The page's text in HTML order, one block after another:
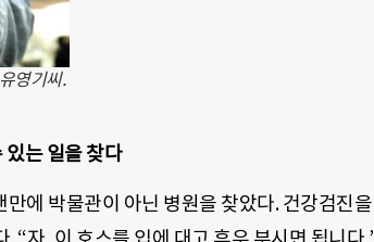
영기씨.
는 일을 찾다
에 박물관이 아닌 병원을 찾았다. 건강검진